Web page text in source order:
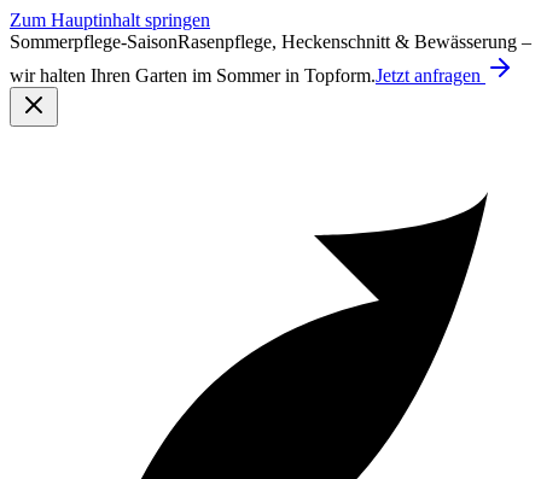
Zum Hauptinhalt springen
Sommerpflege-SaisonRasenpflege, Heckenschnitt & Bewässerung –
wir halten Ihren Garten im Sommer in Topform.Jetzt anfragen